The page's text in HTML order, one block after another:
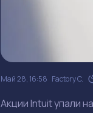
Май 28, 16:58 Factory C.
Акции Intuit упали